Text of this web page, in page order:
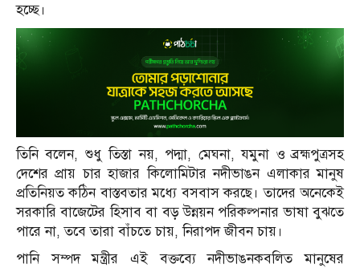
হচ্ছে।
তিনি বলেন, শুধু তিস্তা নয়, পদ্মা, মেঘনা, যমুনা ও ব্রহ্মপুত্রসহ
দেশের প্রায় চার হাজার কিলোমিটার নদীভাঙন এলাকার মানুষ
প্রতিনিয়ত কঠিন বাস্তবতার মধ্যে বসবাস করছে। তাদের অনেকেই
সরকারি বাজেটের হিসাব বা বড় উন্নয়ন পরিকল্পনার ভাষা বুঝতে
পারে না, তবে তারা বাঁচতে চায়, নিরাপদ জীবন চায়।
পানি সম্পদ মন্ত্রীর এই বক্তব্যে নদীভাঙনকবলিত মানুষের